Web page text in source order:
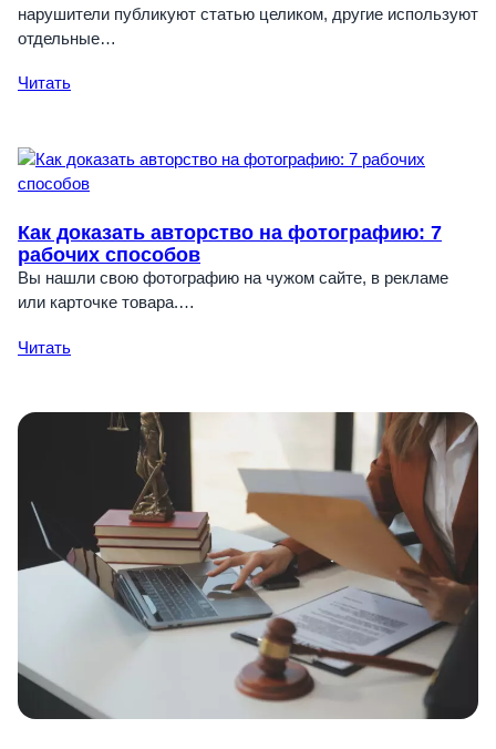
нарушители публикуют статью целиком, другие используют
отдельные…
Читать
Как доказать авторство на фотографию: 7
рабочих способов
Вы нашли свою фотографию на чужом сайте, в рекламе
или карточке товара.…
Читать